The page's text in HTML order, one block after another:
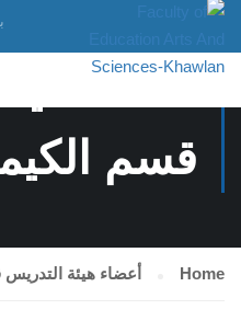
أعضاء
قسم
Home أعضاء هيئة التدريس